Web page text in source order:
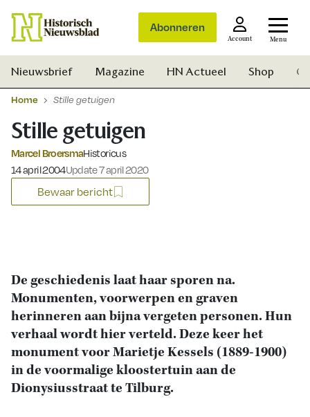
Abonneren
Account Menu
Zoek
Nieuwsbrief Magazine HN Actueel Shop
Home Stille getuigen
Stille getuigen
Marcel BroersmaHistoricus
Gepubliceerd op:
14 april 2004Update 7 april 2020
Bewaar bericht
De geschiedenis laat haar sporen na.
Monumenten, voorwerpen en graven
herinneren aan bijna vergeten personen. Hun
verhaal wordt hier verteld. Deze keer het
monument voor Marietje Kessels (1889-1900)
in de voormalige kloostertuin aan de
Dionysiusstraat te Tilburg.